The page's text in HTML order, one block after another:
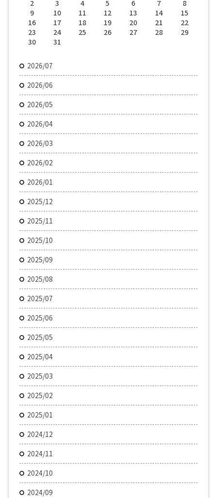
2
3 4 5 6 7
8
9
10 11 12 13 14
15
16
17 18 19 20 21
22
23
24 25 26 27 28
29
30
31
2026/07
2026/06
2026/05
2026/04
2026/03
2026/02
2026/01
2025/12
2025/11
2025/10
2025/09
2025/08
2025/07
2025/06
2025/05
2025/04
2025/03
2025/02
2025/01
2024/12
2024/11
2024/10
2024/09